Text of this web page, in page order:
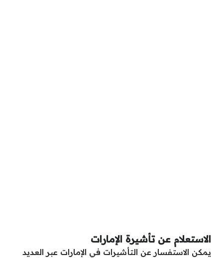
الاستعلام عن تأشيرة الإمارات
يمكن الاستفسار عن التأشيرات في الإمارات عبر العديد